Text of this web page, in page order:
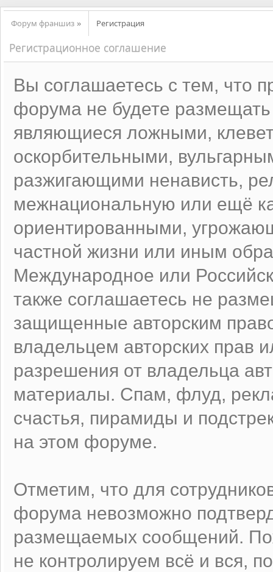
Форум франшиз » Регистрация
Регистрационное соглашение
Вы соглашаетесь с тем, что
форума не будете
являющиеся ложными,
оскорбительными,
разжигающими ненависть,
межнациональную или ещё
ориентированными,
частной жизни или иным
Международное или
также соглашаетесь не
защищенные авторским
владельцем авторских прав
разрешения от владельца
материалы. Спам, флуд,
счастья, пирамиды и
на этом форуме.
Отметим, что для
форума невозможно
размещаемых сообщений.
не контролируем всё и вся,